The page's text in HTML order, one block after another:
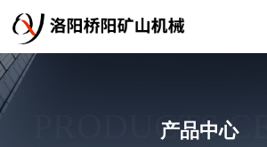
PRODUCTS
产品中心